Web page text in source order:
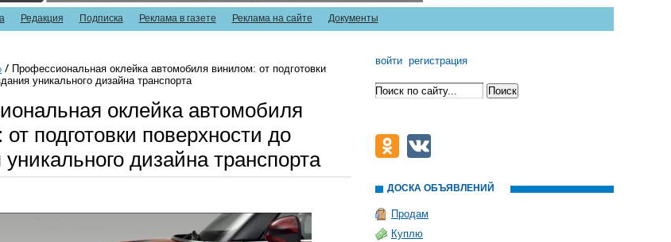
Редакция Подписка Реклама в газете Реклама на сайте Документы
Профессиональная оклейка автомобиля винилом: от подготовки
уникального дизайна транспорта
оклейка автомобиля
подготовки поверхности до
уникального дизайна транспорта
войти регистрация
ДОСКА ОБЪЯВЛЕНИЙ
Продам
Куплю